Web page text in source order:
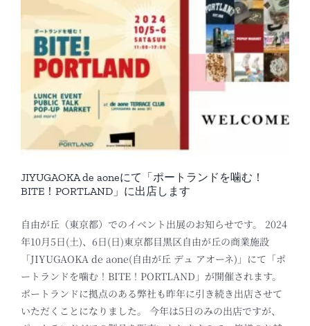
JIYUGAOKA de aoneにて「ポートランドを噛む！
BITE！PORTLAND」に出店します
自由が丘（東京都）でのイベント出展のお知らせです。 2024
年10月5日(土)、6日(日)東京都目黒区自由が丘の商業施設
「JIYUGAOKA de aone(自由が丘 デュ アオーネ)」にて「ポ
ートランドを噛む！BITE！PORTLAND」が開催されます。
ポートランドに拠点のある弊社も昨年に引き続き出店させて
いただくことになりました。 今年は5日のみの出店ですが、